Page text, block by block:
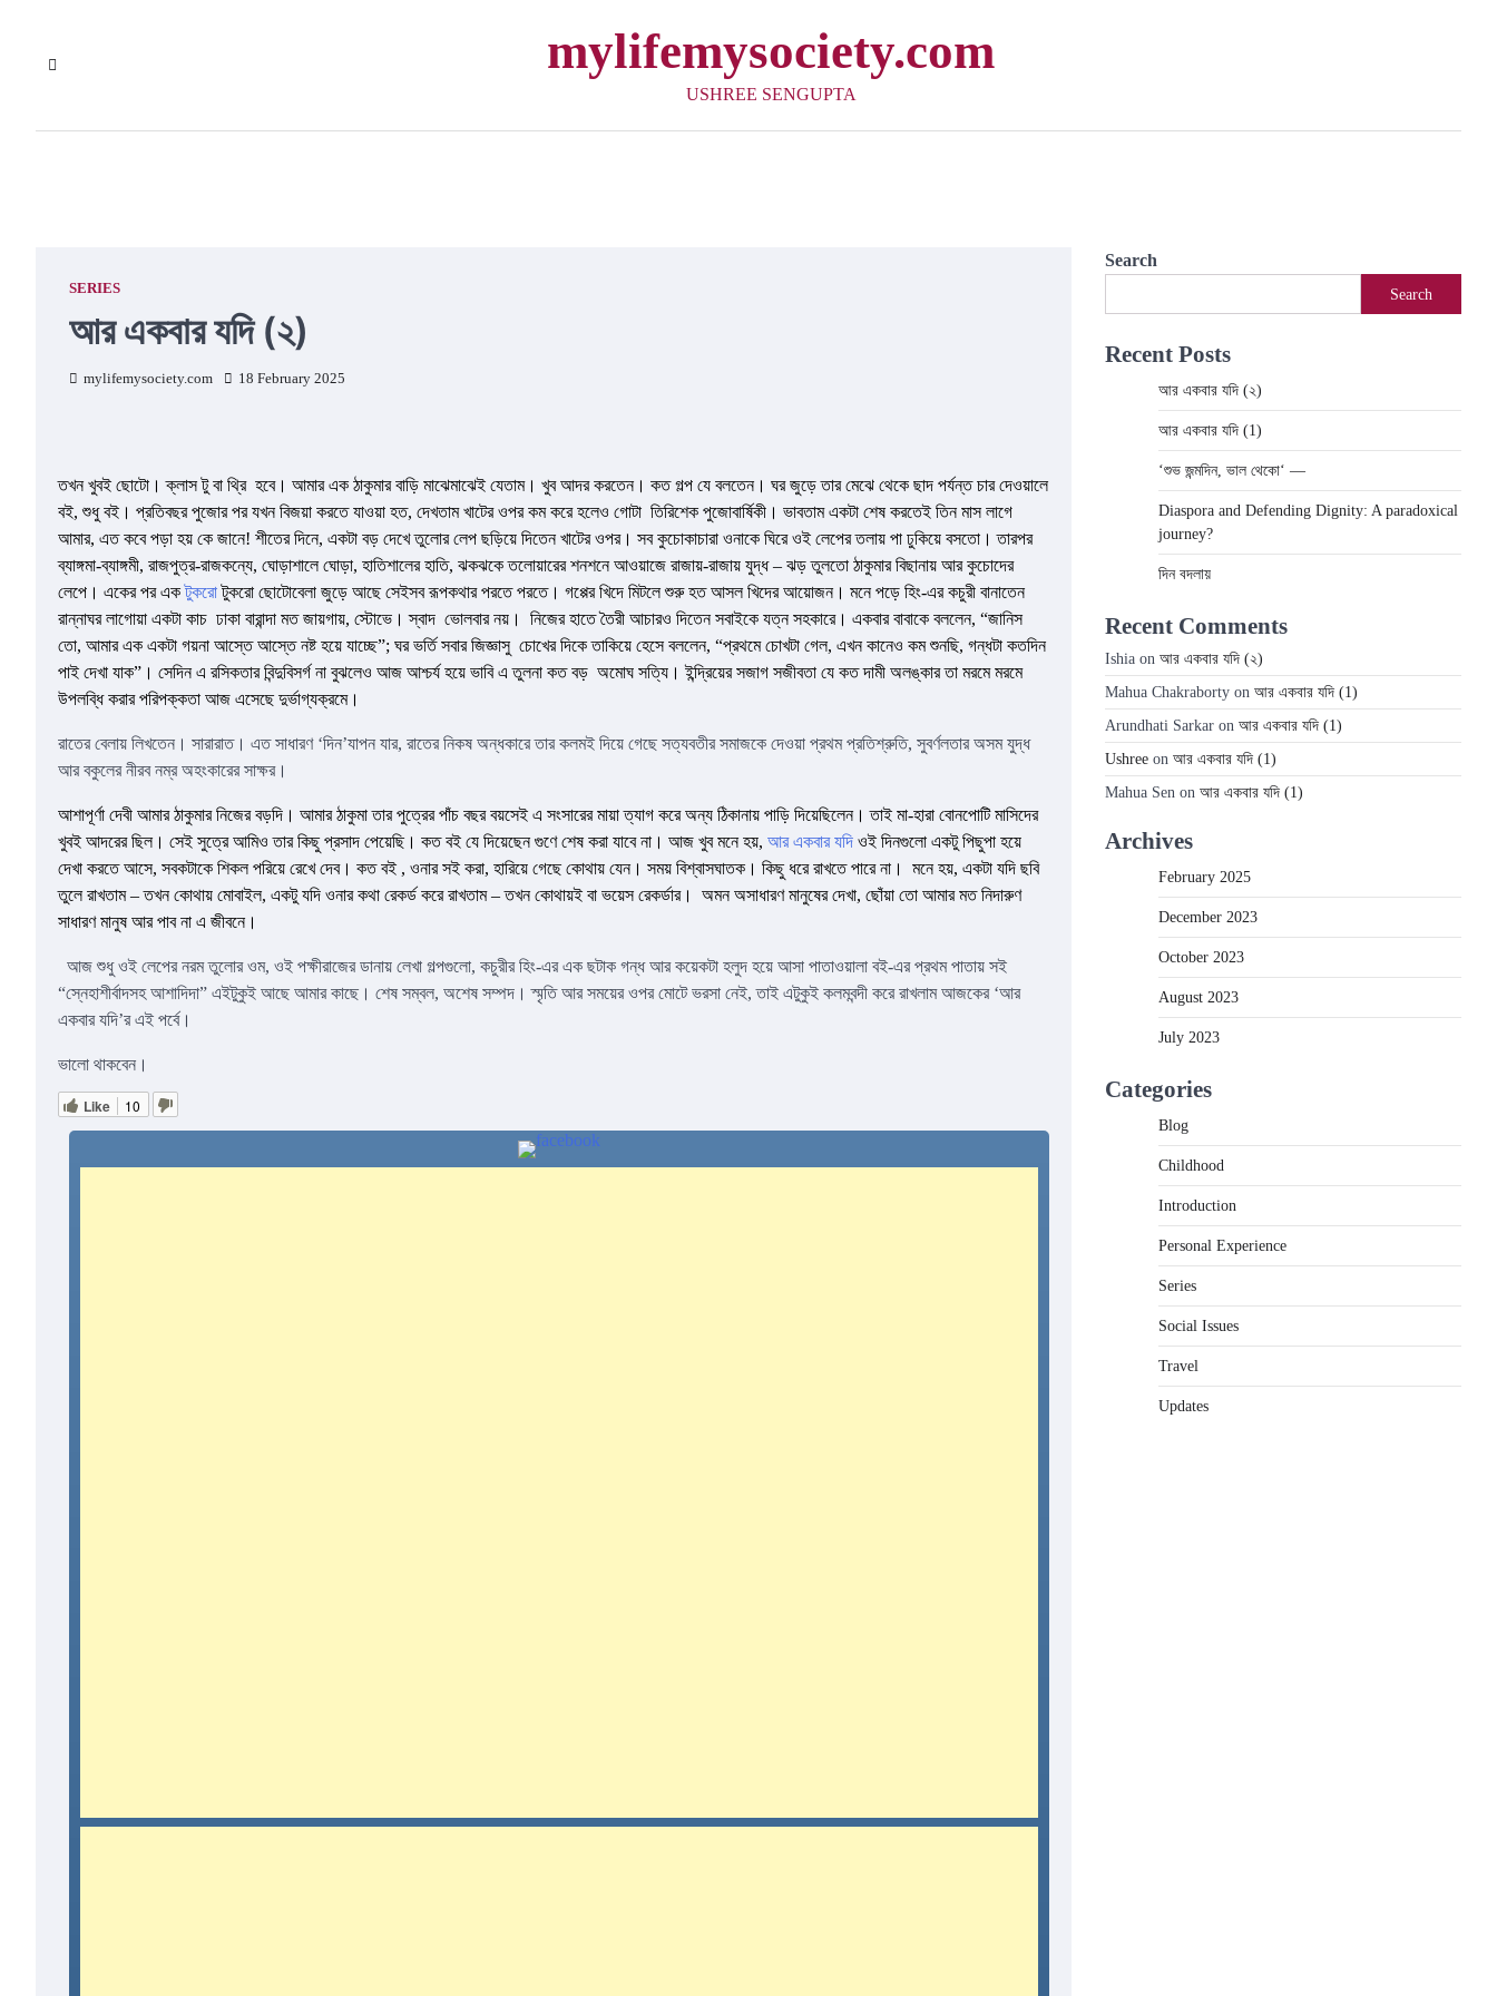
content
mylifemysociety.com
USHREE SENGUPTA
SERIES
আর একবার যদি (২)
mylifemysociety.com 18 February 2025
তখন খুবই ছোটো। ক্লাস টু বা থ্রি হবে। আমার এক ঠাকুমার বাড়ি মাঝেমাঝেই যেতাম। খুব আদর করতেন। কত গল্প যে বলতেন। ঘর জুড়ে তার মেঝে থেকে ছাদ পর্যন্ত চার দেওয়ালে
বই, শুধু বই। প্রতিবছর পুজোর পর যখন বিজয়া করতে যাওয়া হত, দেখতাম খাটের ওপর কম করে হলেও গোটা তিরিশেক পুজোবার্ষিকী। ভাবতাম একটা শেষ করতেই তিন মাস লাগে
আমার, এত কবে পড়া হয় কে জানে! শীতের দিনে, একটা বড় দেখে তুলোর লেপ ছড়িয়ে দিতেন খাটের ওপর। সব কুচোকাচারা ওনাকে ঘিরে ওই লেপের তলায় পা ঢুকিয়ে বসতো। তারপর
ব্যাঙ্গমা-ব্যাঙ্গমী, রাজপুত্র-রাজকন্যে, ঘোড়াশালে ঘোড়া, হাতিশালের হাতি, ঝকঝকে তলোয়ারের শনশনে আওয়াজে রাজায়-রাজায় যুদ্ধ – ঝড় তুলতো ঠাকুমার বিছানায় আর কুচোদের
লেপে। একের পর একটুকরোটুকরো ছোটোবেলা জুড়ে আছে সেইসব রূপকথার পরতে পরতে। গপ্পের খিদে মিটলে শুরু হত আসল খিদের আয়োজন। মনে পড়ে হিং-এর কচুরী বানাতেন
রান্নাঘর লাগোয়া একটা কাচ ঢাকা বারান্দা মত জায়গায়, স্টোভে। স্বাদ ভোলবার নয়। নিজের হাতে তৈরী আচারও দিতেন সবাইকে যত্ন সহকারে। একবার বাবাকে বললেন, “জানিস
তো, আমার এক একটা গয়না আস্তে আস্তে নষ্ট হয়ে যাচ্ছে”; ঘর ভর্তি সবার জিজ্ঞাসু চোখের দিকে তাকিয়ে হেসে বললেন, “প্রথমে চোখটা গেল, এখন কানেও কম শুনছি, গন্ধটা কতদিন
পাই দেখা যাক”। সেদিন এ রসিকতার বিন্দুবিসর্গ না বুঝলেও আজ আশ্চর্য হয়ে ভাবি এ তুলনা কত বড় অমোঘ সত্যি। ইন্দ্রিয়ের সজাগ সজীবতা যে কত দামী অলঙ্কার তা মরমে মরমে
উপলব্ধি করার পরিপক্কতা আজ এসেছে দুর্ভাগ্যক্রমে।
রাতের বেলায় লিখতেন। সারারাত। এত সাধারণ ‘দিন’যাপন যার, রাতের নিকষ অন্ধকারে তার কলমই দিয়ে গেছে সত্যবতীর সমাজকে দেওয়া প্রথম প্রতিশ্রুতি, সুবর্ণলতার অসম যুদ্ধ
আর বকুলের নীরব নম্র অহংকারের সাক্ষর।
আশাপূর্ণা দেবী আমার ঠাকুমার নিজের বড়দি। আমার ঠাকুমা তার পুত্রের পাঁচ বছর বয়সেই এ সংসারের মায়া ত্যাগ করে অন্য ঠিকানায় পাড়ি দিয়েছিলেন। তাই মা-হারা বোনপোটি মাসিদের
খুবই আদরের ছিল। সেই সুত্রে আমিও তার কিছু প্রসাদ পেয়েছি। কত বই যে দিয়েছেন গুণে শেষ করা যাবে না। আজ খুব মনে হয়, আর একবার যদি ওই দিনগুলো একটু পিছুপা হয়ে
দেখা করতে আসে, সবকটাকে শিকল পরিয়ে রেখে দেব। কত বই , ওনার সই করা, হারিয়ে গেছে কোথায় যেন। সময় বিশ্বাসঘাতক। কিছু ধরে রাখতে পারে না। মনে হয়, একটা যদি ছবি
তুলে রাখতাম – তখন কোথায় মোবাইল, একটু যদি ওনার কথা রেকর্ড করে রাখতাম – তখন কোথায়ই বা ভয়েস রেকর্ডার। অমন অসাধারণ মানুষের দেখা, ছোঁয়া তো আমার মত নিদারুণ
সাধারণ মানুষ আর পাব না এ জীবনে।
আজ শুধু ওই লেপের নরম তুলোর ওম, ওই পক্ষীরাজের ডানায় লেখা গল্পগুলো, কচুরীর হিং-এর এক ছটাক গন্ধ আর কয়েকটা হলুদ হয়ে আসা পাতাওয়ালা বই-এর প্রথম পাতায় সই
“স্নেহাশীর্বাদসহ আশাদিদা” এইটুকুই আছে আমার কাছে। শেষ সম্বল, অশেষ সম্পদ। স্মৃতি আর সময়ের ওপর মোটে ভরসা নেই, তাই এটুকুই কলমবন্দী করে রাখলাম আজকের ‘আর
একবার যদি’র এই পর্বে।
ভালো থাকবেন।
Like 10
Search
Search
Recent Posts
আর একবার যদি (২)
আর একবার যদি (1)
‘শুভ জন্মদিন, ভাল থেকো‘ —
Diaspora and Defending Dignity: A paradoxical
journey?
দিন বদলায়
Recent Comments
Ishia on আর একবার যদি (২)
Mahua Chakraborty on আর একবার যদি (1)
Arundhati Sarkar on আর একবার যদি (1)
Ushree on আর একবার যদি (1)
Mahua Sen on আর একবার যদি (1)
Archives
February 2025
December 2023
October 2023
August 2023
July 2023
Categories
Blog
Childhood
Introduction
Personal Experience
Series
Social Issues
Travel
Updates